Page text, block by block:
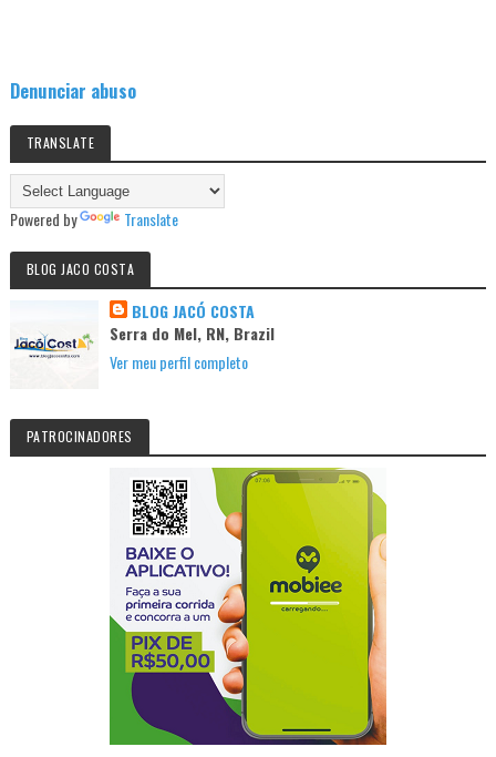
Denunciar abuso
TRANSLATE
Powered by Translate
BLOG JACO COSTA
BLOG JACÓ COSTA
Serra do Mel, RN, Brazil
Ver meu perfil completo
PATROCINADORES